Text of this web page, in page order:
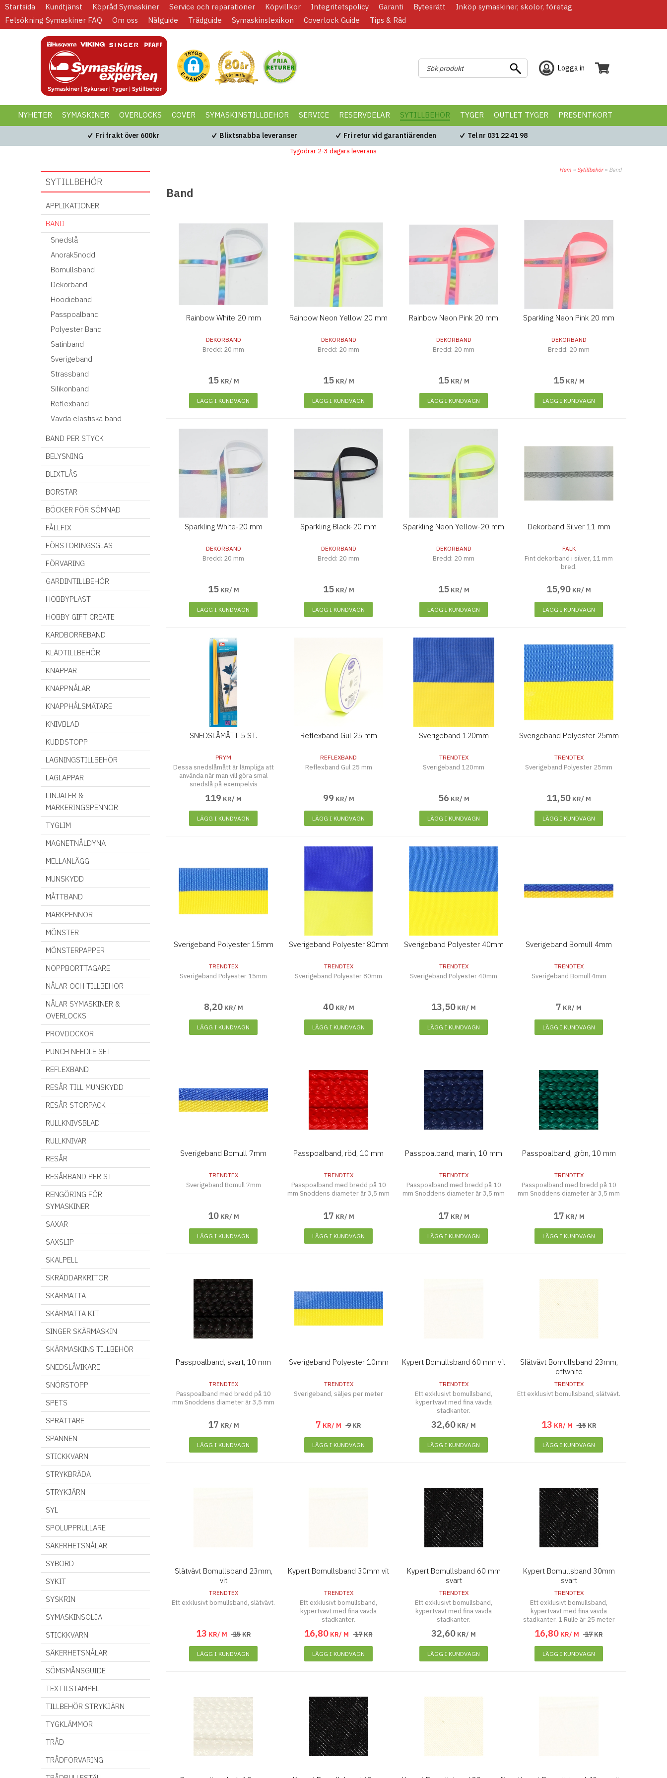
Startsida Kundtjänst Köpråd Symaskiner Service och reparationer Köpvillkor Integritetspolicy Garanti Bytesrätt
Inköp symaskiner, skolor, företag
Felsökning Symaskiner FAQ
Om oss Nålguide Trådguide Symaskinslexikon Coverlock Guide Tips & Råd
Logga in
NYHETER SYMASKINER OVERLOCKS COVER SYMASKINSTILLBEHÖR SERVICE RESERVDELAR SYTILLBEHÖR TYGER OUTLET TYGER PRESENTKORT
BLACK WEEKFri frakt över 600kr Blixtsnabba leveranser Fri retur vid garantiärenden Tel nr 031 22 41 98
Tygodrar 2-3 dagars leverans
SYTILLBEHÖR
APPLIKATIONER
BAND
Snedslå
AnorakSnodd
Bomullsband
Dekorband
Hoodieband
Passpoalband
Polyester Band
Satinband
Sverigeband
Strassband
Silikonband
Reflexband
Vävda elastiska band
BAND PER STYCK
BELYSNING
BLIXTLÅS
BORSTAR
BÖCKER FÖR SÖMNAD
FÅLLFIX
FÖRSTORINGSGLAS
FÖRVARING
GARDINTILLBEHÖR
HOBBYPLAST
HOBBY GIFT CREATE
KARDBORREBAND
KLÄDTILLBEHÖR
KNAPPAR
KNAPPNÅLAR
KNAPPHÅLSMÄTARE
KNIVBLAD
KUDDSTOPP
LAGNINGSTILLBEHÖR
LAGLAPPAR
LINJALER &
MARKERINGSPENNOR
TYGLIM
MAGNETNÅLDYNA
MELLANLÄGG
MUNSKYDD
MÅTTBAND
MÄRKPENNOR
MÖNSTER
MÖNSTERPAPPER
NOPPBORTTAGARE
NÅLAR OCH TILLBEHÖR
NÅLAR SYMASKINER &
OVERLOCKS
PROVDOCKOR
PUNCH NEEDLE SET
REFLEXBAND
RESÅR TILL MUNSKYDD
RESÅR STORPACK
RULLKNIVSBLAD
RULLKNIVAR
RESÅR
RESÅRBAND PER ST
RENGÖRING FÖR
SYMASKINER
SAXAR
SAXSLIP
SKALPELL
SKRÄDDARKRITOR
SKÄRMATTA
SKÄRMATTA KIT
SINGER SKÄRMASKIN
SKÄRMASKINS TILLBEHÖR
SNEDSLÅVIKARE
SNÖRSTOPP
SPETS
SPRÄTTARE
SPÄNNEN
STICKKVARN
STRYKBRÄDA
STRYKJÄRN
SYL
SPOLUPPRULLARE
SÄKERHETSNÅLAR
SYBORD
SYKIT
SYSKRIN
SYMASKINSOLJA
STICKKVARN
SÄKERHETSNÅLAR
SÖMSMÅNSGUIDE
TEXTILSTÄMPEL
TILLBEHÖR STRYKJÄRN
TYGKLÄMMOR
TRÅD
TRÅDFÖRVARING
Hem » Sytillbehör» Band
Band
Rainbow White 20 mm
DEKORBAND
Bredd: 20 mm
15 KR/ M
LÄGG I KUNDVAGN
Rainbow Neon Yellow 20 mm
DEKORBAND
Bredd: 20 mm
15 KR/ M
LÄGG I KUNDVAGN
Rainbow Neon Pink 20 mm
DEKORBAND
Bredd: 20 mm
15 KR/ M
LÄGG I KUNDVAGN
Sparkling Neon Pink 20 mm
DEKORBAND
Bredd: 20 mm
15 KR/ M
LÄGG I KUNDVAGN
Sparkling White-20 mm
DEKORBAND
Bredd: 20 mm
15 KR/ M
LÄGG I KUNDVAGN
Sparkling Black-20 mm
DEKORBAND
Bredd: 20 mm
15 KR/ M
LÄGG I KUNDVAGN
Sparkling Neon Yellow-20 mm
DEKORBAND
Bredd: 20 mm
15 KR/ M
LÄGG I KUNDVAGN
Dekorband Silver 11 mm
FALK
Fint dekorband i silver, 11 mm
bred.
15,90 KR/ M
LÄGG I KUNDVAGN
SNEDSLÅMÅTT 5 ST.
PRYM
Dessa snedslåmått är lämpliga att
använda när man vill göra smal
snedslå på exempelvis
applikationer.
119 KR/ M
LÄGG I KUNDVAGN
Reflexband Gul 25 mm
REFLEXBAND
Reflexband Gul 25 mm
99 KR/ M
LÄGG I KUNDVAGN
Sverigeband 120mm
TRENDTEX
Sverigeband 120mm
56 KR/ M
LÄGG I KUNDVAGN
Sverigeband Polyester 25mm
TRENDTEX
Sverigeband Polyester 25mm
11,50 KR/ M
LÄGG I KUNDVAGN
Sverigeband Polyester 15mm
TRENDTEX
Sverigeband Polyester 15mm
8,20 KR/ M
LÄGG I KUNDVAGN
Sverigeband Polyester 80mm
TRENDTEX
Sverigeband Polyester 80mm
40 KR/ M
LÄGG I KUNDVAGN
Sverigeband Polyester 40mm
TRENDTEX
Sverigeband Polyester 40mm
13,50 KR/ M
LÄGG I KUNDVAGN
Sverigeband Bomull 4mm
TRENDTEX
Sverigeband Bomull 4mm
7 KR/ M
LÄGG I KUNDVAGN
Sverigeband Bomull 7mm
TRENDTEX
Sverigeband Bomull 7mm
10 KR/ M
LÄGG I KUNDVAGN
Passpoalband, röd, 10 mm
TRENDTEX
Passpoalband med bredd på 10
mm Snoddens diameter är 3,5 mm
17 KR/ M
LÄGG I KUNDVAGN
Passpoalband, marin, 10 mm
TRENDTEX
Passpoalband med bredd på 10
mm Snoddens diameter är 3,5 mm
17 KR/ M
LÄGG I KUNDVAGN
Passpoalband, grön, 10 mm
TRENDTEX
Passpoalband med bredd på 10
mm Snoddens diameter är 3,5 mm
17 KR/ M
LÄGG I KUNDVAGN
Passpoalband, svart, 10 mm
TRENDTEX
Passpoalband med bredd på 10
mm Snoddens diameter är 3,5 mm
17 KR/ M
LÄGG I KUNDVAGN
Sverigeband Polyester 10mm
TRENDTEX
Sverigeband, säljes per meter
7 KR/ M 9KR
LÄGG I KUNDVAGN
Kypert Bomullsband 60 mm vit
TRENDTEX
Ett exklusivt bomullsband,
kypertvävt med fina vävda
stadkanter.
32,60 KR/ M
LÄGG I KUNDVAGN
Slätvävt Bomullsband 23mm,
offwhite
TRENDTEX
Ett exklusivt bomullsband, slätvävt.
13 KR/ M 15KR
LÄGG I KUNDVAGN
Slätvävt Bomullsband 23mm,
vit
TRENDTEX
Ett exklusivt bomullsband, slätvävt.
13 KR/ M 15KR
LÄGG I KUNDVAGN
Kypert Bomullsband 30mm vit
TRENDTEX
Ett exklusivt bomullsband,
kypertvävt med fina vävda
stadkanter.
16,80 KR/ M 17KR
LÄGG I KUNDVAGN
Kypert Bomullsband 60 mm
svart
TRENDTEX
Ett exklusivt bomullsband,
kypertvävt med fina vävda
stadkanter.
32,60 KR/ M
LÄGG I KUNDVAGN
Kypert Bomullsband 30mm
svart
TRENDTEX
Ett exklusivt bomullsband,
kypertvävt med fina vävda
stadkanter. 1 Rulle är 25 meter
16,80 KR/ M 17KR
LÄGG I KUNDVAGN